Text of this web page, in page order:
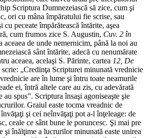
Scriptura Dumnezeiască să zice, cum şi
ori cu mâna împăratului fie scrise, sau
cu peceate împărătească întărite, aşea
cum frumos zice S. Augustin, Cuv. 2 în
aceaea de unde nemernicim, până la noi au
sânt întărite, adecă cu nenumărate
aceaea, acelaşi S. Părinte, cartea 12, De
scrie: „Credinţa Scripturei minunată vrednicie
are în lume şi întru toate neamurile
ei, întră altele care au zis, cu adevărată
spus”. Scriptura însaşi agoniseaşte şie
Graiul easte tocma vreadnic de
şi cei neînvăţaţi pot a-l înţeleage: de
ceale ce sânt bune le poruncesc. Şi mai pre
şi înălţime a lucrurilor minunată easte unirea